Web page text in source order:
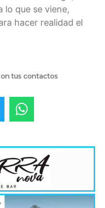
lo que se viene,
hacer realidad el
tus contactos